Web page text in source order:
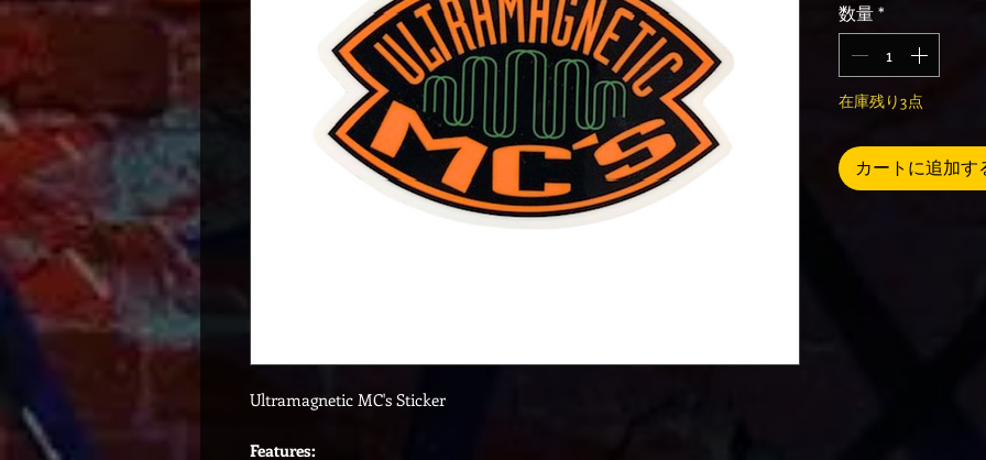
Ultramagnetic MC's Sticker
Features:
数量*
在庫残り3点
カートに追加す